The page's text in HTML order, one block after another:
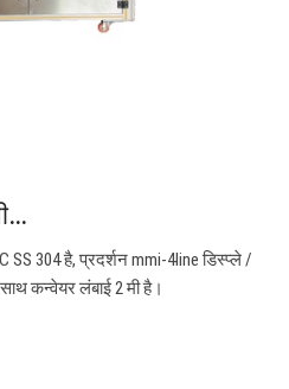
304 है, प्रदर्शन mmi-4line डिस्प्ले /
कन्वेयर लंबाई 2 मी है।